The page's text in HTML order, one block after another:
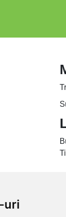
uri